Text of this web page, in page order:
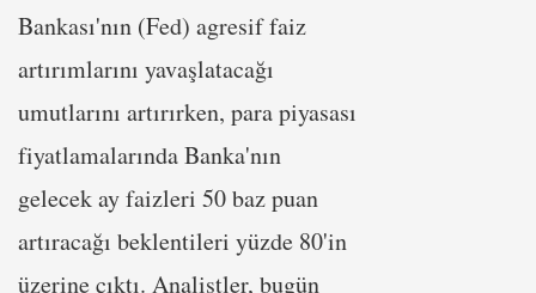
Bankası'nın (Fed) agresif faiz
artırımlarını yavaşlatacağı
umutlarını artırırken, para piyasası
fiyatlamalarında Banka'nın
gelecek ay faizleri 50 baz puan
artıracağı beklentileri yüzde 80'in
üzerine çıktı. Analistler, bugün